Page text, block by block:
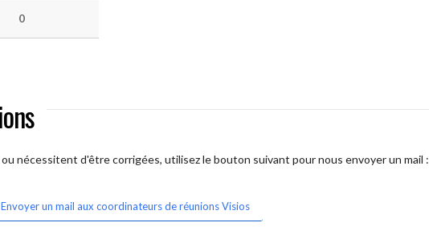
0
nécessitent d'être corrigées, utilisez le bouton suivant pour nous envoyer un mail :
Envoyer un mail aux coordinateurs de réunions Visios